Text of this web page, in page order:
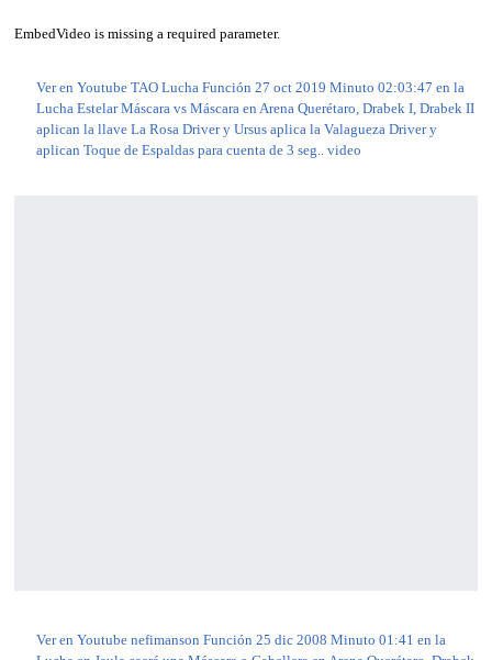
EmbedVideo is missing a required parameter.
Ver en Youtube TAO Lucha Función 27 oct 2019 Minuto 02:03:47 en la
Lucha Estelar Máscara vs Máscara en Arena Querétaro, Drabek I, Drabek II
aplican la llave La Rosa Driver y Ursus aplica la Valagueza Driver y
aplican Toque de Espaldas para cuenta de 3 seg.. video
Ver en Youtube nefimanson Función 25 dic 2008 Minuto 01:41 en la